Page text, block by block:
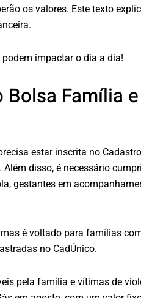
os valores. Este texto
impactar o dia a dia!
Família
estar inscrita no
. Além disso, é necessário
gestantes em
é voltado para famílias
no CadÚnico.
pela família e vítimas de